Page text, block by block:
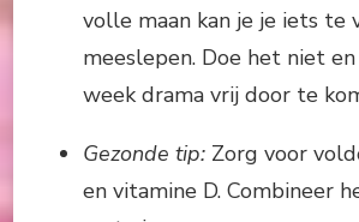
volle maan kan je je iets te
meeslepen. Doe het niet
week drama vrij door te
Gezonde tip: Zorg voor
en vitamine D. Combineer